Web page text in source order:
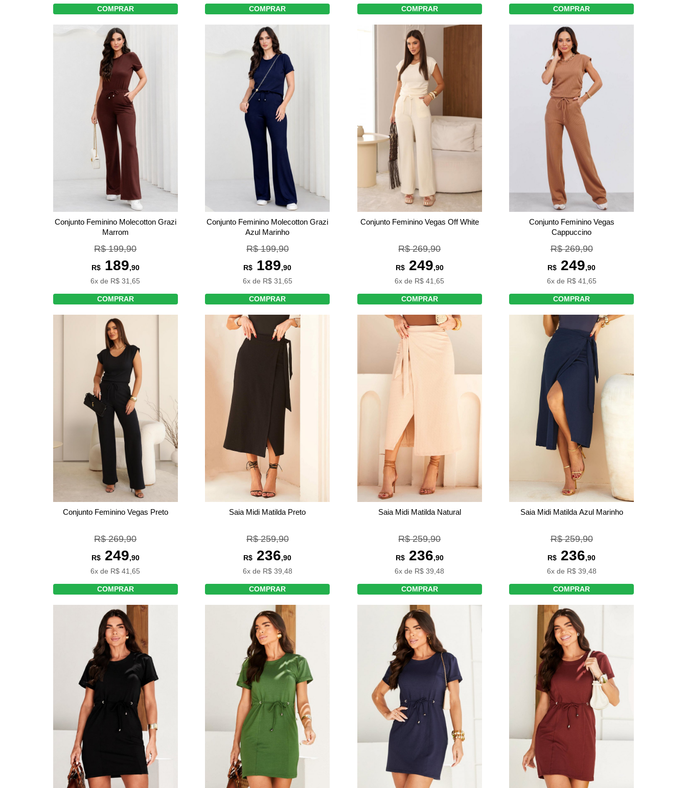
COMPRAR COMPRAR COMPRAR COMPRAR
Conjunto Feminino Molecotton Grazi
Marrom
R$ 199,90
R$189,90
6x de R$ 31,65
COMPRAR
Conjunto Feminino Molecotton Grazi
Azul Marinho
R$ 199,90
R$ 189,90
6x de R$ 31,65
COMPRAR
Conjunto Feminino Vegas Off White
R$ 269,90
R$249,90
6x de R$ 41,65
COMPRAR
Conjunto Feminino Vegas
Cappuccino
R$ 269,90
R$ 249,90
6x de R$ 41,65
COMPRAR
Conjunto Feminino Vegas Preto
R$ 269,90
R$249,90
6x de R$ 41,65
COMPRAR
Saia Midi Matilda Preto
R$ 259,90
R$ 236,90
6x de R$ 39,48
COMPRAR
Saia Midi Matilda Natural
R$ 259,90
R$236,90
6x de R$ 39,48
COMPRAR
Saia Midi Matilda Azul Marinho
R$ 259,90
R$ 236,90
6x de R$ 39,48
COMPRAR